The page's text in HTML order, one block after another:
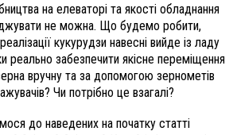
на елеваторі та якості обладнання
не можна. Що будемо робити,
кукурудзи навесні вийде із ладу
реально забезпечити якісне переміщення
вручну та за допомогою зернометів
Чи потрібно це взагалі?
до наведених на початку статті